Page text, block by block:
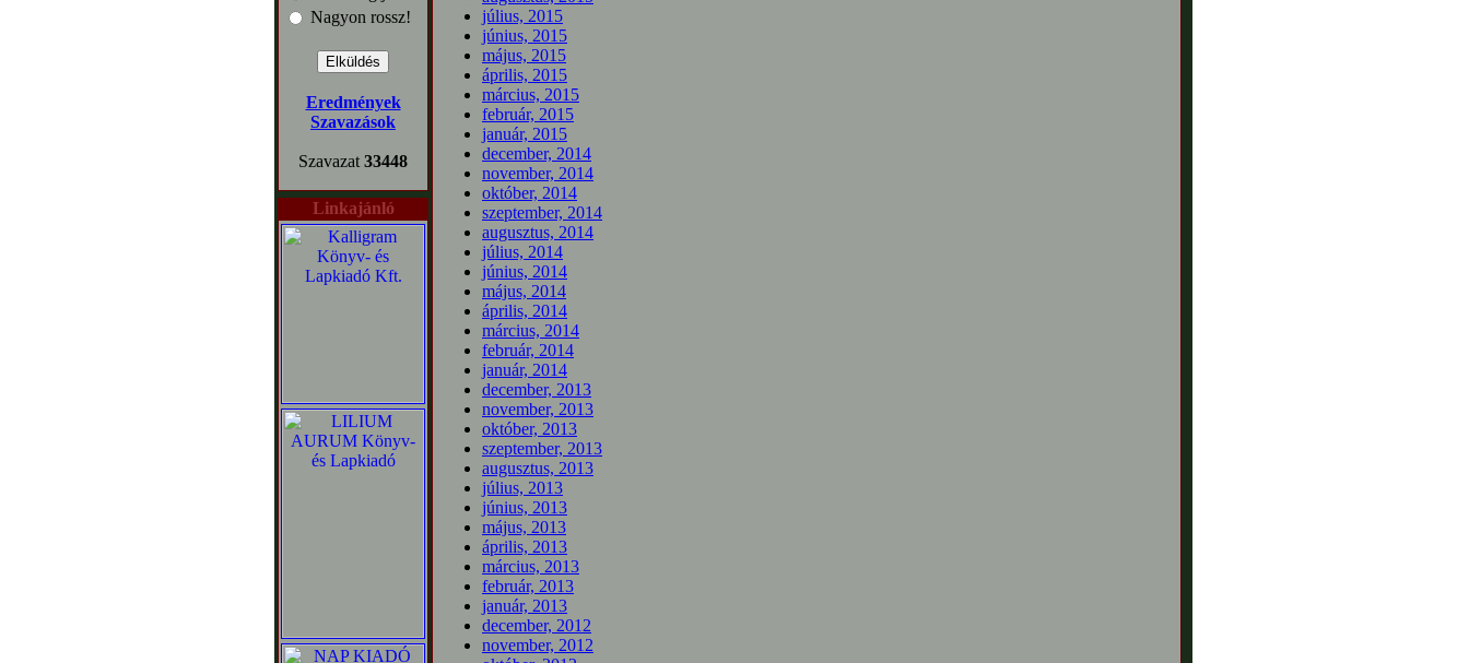
Nagyon rossz!
Eredmények
Szavazások
Szavazat 33448
Linkajánló
július, 2015
június, 2015
május, 2015
április, 2015
március, 2015
február, 2015
január, 2015
december, 2014
november, 2014
október, 2014
szeptember, 2014
augusztus, 2014
július, 2014
június, 2014
május, 2014
április, 2014
március, 2014
február, 2014
január, 2014
december, 2013
november, 2013
október, 2013
szeptember, 2013
augusztus, 2013
július, 2013
június, 2013
május, 2013
április, 2013
március, 2013
február, 2013
január, 2013
december, 2012
november, 2012